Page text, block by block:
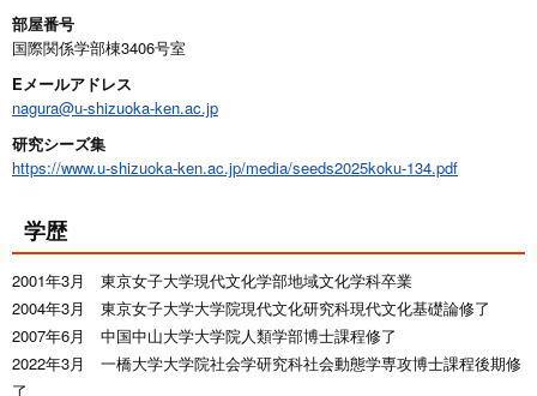
部屋番号
国際関係学部棟3406号室
Eメールアドレス
nagura@u-shizuoka-ken.ac.jp
研究シーズ集
https://www.u-shizuoka-ken.ac.jp/media/seeds2025koku-134.pdf
学歴
2001年3月 東京女子大学現代文化学部地域文化学科卒業
2004年3月 東京女子大学大学院現代文化研究科現代文化基礎論修了
2007年6月 中国中山大学大学院人類学部博士課程修了
2022年3月 一橋大学大学院社会学研究科社会動態学専攻博士課程後期修
了